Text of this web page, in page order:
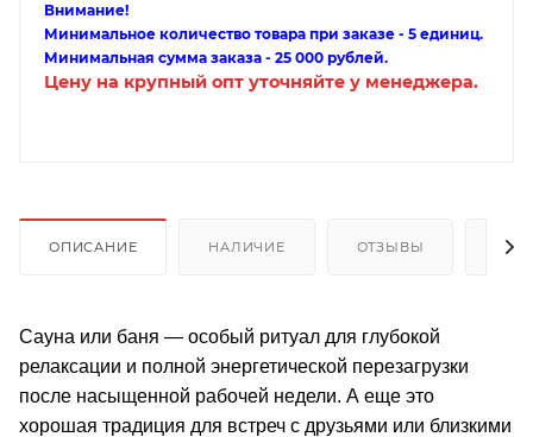
Внимание!
Минимальное количество товара при заказе - 5 единиц.
Минимальная сумма заказа - 25 000 рублей.
Цену на крупный опт уточняйте у менеджера.
ОПИСАНИЕ НАЛИЧИЕ ОТЗЫВЫ
Сауна или баня — особый ритуал для глубокой
релаксации и полной энергетической перезагрузки
после насыщенной рабочей недели. А еще это
хорошая традиция для встреч с друзьями или близкими